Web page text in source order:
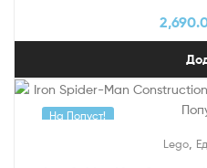
На Попуст!
Lego,